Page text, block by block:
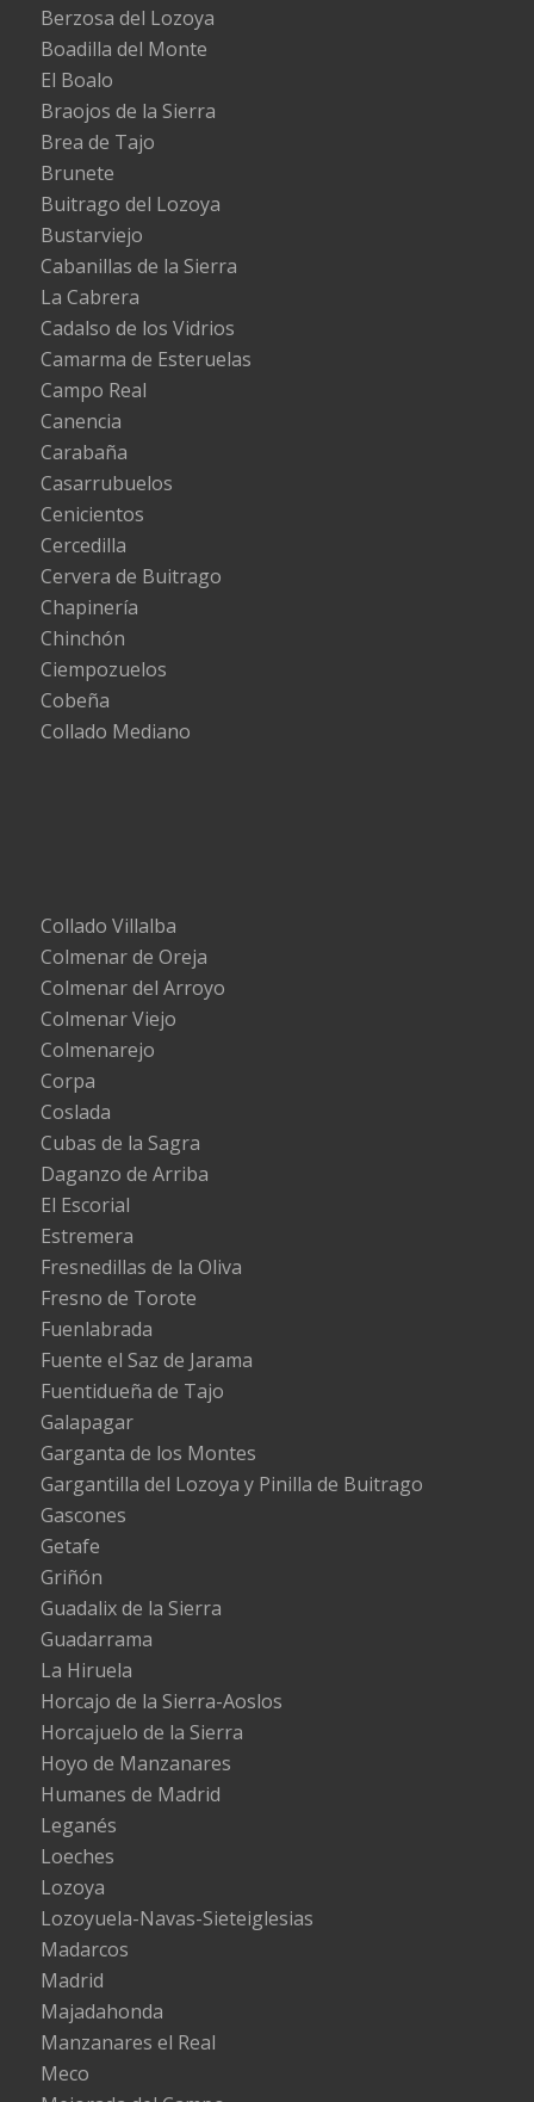
Berzosa del Lozoya
Boadilla del Monte
El Boalo
Braojos de la Sierra
Brea de Tajo
Brunete
Buitrago del Lozoya
Bustarviejo
Cabanillas de la Sierra
La Cabrera
Cadalso de los Vidrios
Camarma de Esteruelas
Campo Real
Canencia
Carabaña
Casarrubuelos
Cenicientos
Cercedilla
Cervera de Buitrago
Chapinería
Chinchón
Ciempozuelos
Cobeña
Collado Mediano
Collado Villalba
Colmenar de Oreja
Colmenar del Arroyo
Colmenar Viejo
Colmenarejo
Corpa
Coslada
Cubas de la Sagra
Daganzo de Arriba
El Escorial
Estremera
Fresnedillas de la Oliva
Fresno de Torote
Fuenlabrada
Fuente el Saz de Jarama
Fuentidueña de Tajo
Galapagar
Garganta de los Montes
Gargantilla del Lozoya y Pinilla de Buitrago
Gascones
Getafe
Griñón
Guadalix de la Sierra
Guadarrama
La Hiruela
Horcajo de la Sierra-Aoslos
Horcajuelo de la Sierra
Hoyo de Manzanares
Humanes de Madrid
Leganés
Loeches
Lozoya
Lozoyuela-Navas-Sieteiglesias
Madarcos
Madrid
Majadahonda
Manzanares el Real
Meco